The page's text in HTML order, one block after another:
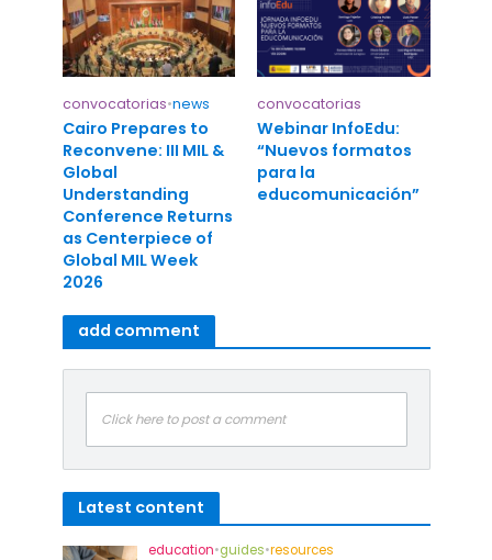
convocatorias•news
Cairo Prepares to
Reconvene: III MIL &
Global
Understanding
Conference Returns
as Centerpiece of
Global MIL Week
2026
convocatorias
Webinar InfoEdu:
“Nuevos formatos
para la
educomunicación”
add comment
Click here to post a comment
Latest content
education•guides•resources